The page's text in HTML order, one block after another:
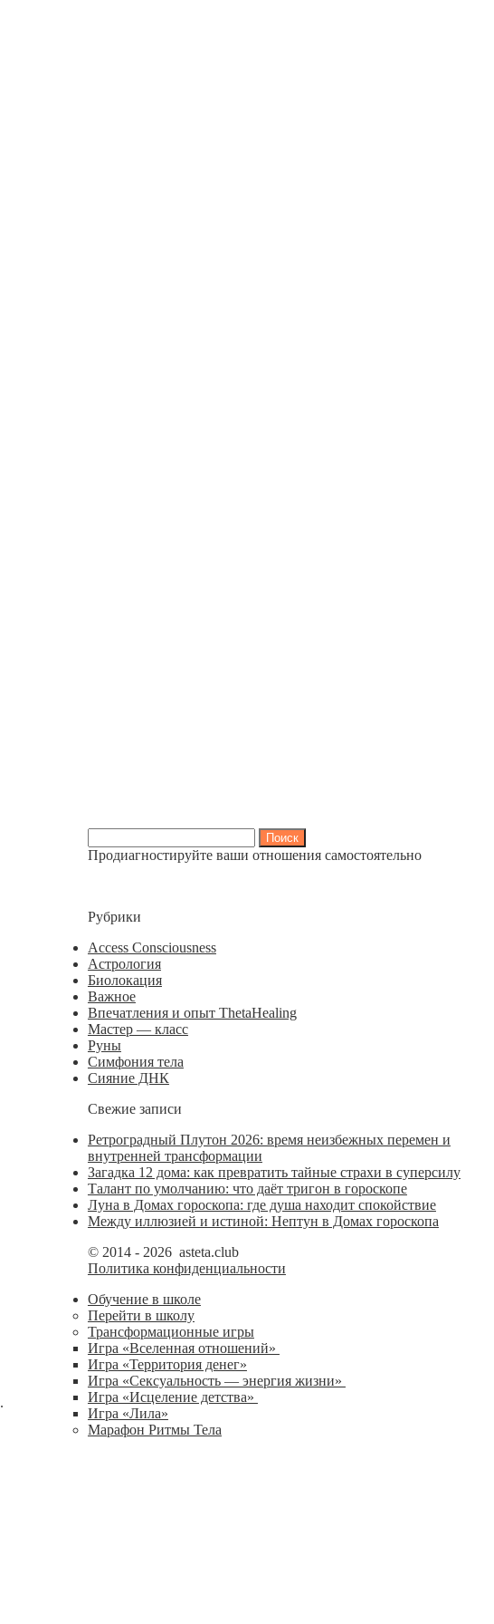
.
Продиагностируйте ваши отношения самостоятельно
Рубрики
Access Consciousness
Астрология
Биолокация
Важное
Впечатления и опыт ThetaHealing
Мастер — класс
Руны
Симфония тела
Сияние ДНК
Свежие записи
Ретроградный Плутон 2026: время неизбежных перемен и
внутренней трансформации
Загадка 12 дома: как превратить тайные страхи в суперсилу
Талант по умолчанию: что даёт тригон в гороскопе
Луна в Домах гороскопа: где душа находит спокойствие
Между иллюзией и истиной: Нептун в Домах гороскопа
© 2014 - 2026 asteta.club
Политика конфиденциальности
Обучение в школе
Перейти в школу
Трансформационные игры
Игра «Вселенная отношений»
Игра «Территория денег»
Игра «Сексуальность — энергия жизни»
Игра «Исцеление детства»
Игра «Лила»
Марафон Ритмы Тела